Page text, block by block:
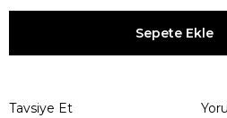
Tavsiye Et